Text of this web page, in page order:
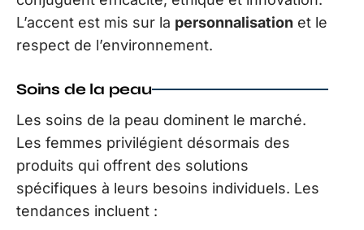
L’accent est mis sur la personnalisation et le
respect de l’environnement.
Soins de la peau
Les soins de la peau dominent le marché.
Les femmes privilégient désormais des
produits qui offrent des solutions
spécifiques à leurs besoins individuels. Les
tendances incluent :